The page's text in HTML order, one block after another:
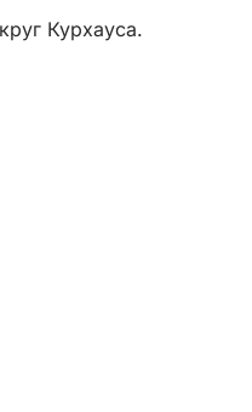
Курхауса.